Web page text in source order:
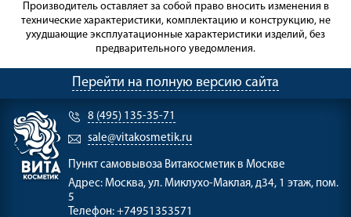
Производитель оставляет за собой право вносить изменения в
технические характеристики, комплектацию и конструкцию, не
ухудшающие эксплуатационные характеристики изделий, без
предварительного уведомления.
Перейти на полную версию сайта
8 (495) 135-35-71
sale@vitakosmetik.ru
Пункт самовывоза Витакосметик в Москве
Адрес: Москва, ул. Миклухо-Маклая, д34, 1 этаж, пом.
5
Телефон: +74951353571